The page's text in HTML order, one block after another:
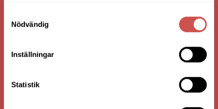
Nödvändig
Inställningar
Statistik
FÖRETAGSUPPGIFTER
Nilssons Möbler i Lammhult
Org. Nummer: 556062-1780